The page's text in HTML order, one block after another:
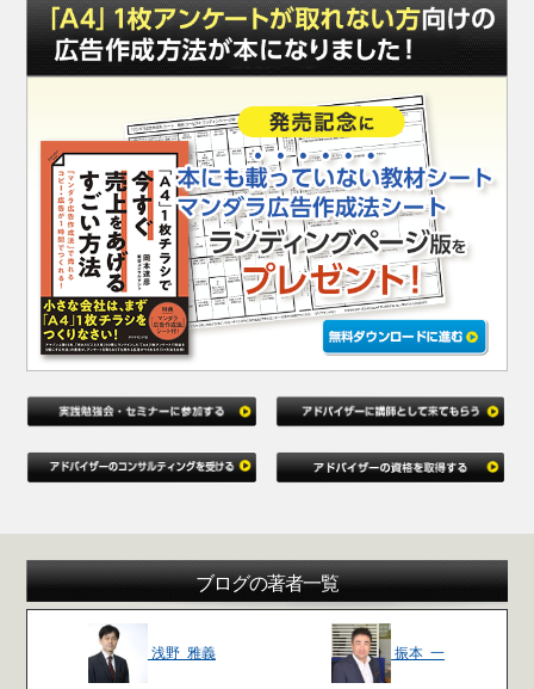
ブログの著者一覧
浅野 雅義 振本 一